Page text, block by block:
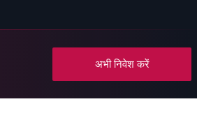
अभी निवेश करें